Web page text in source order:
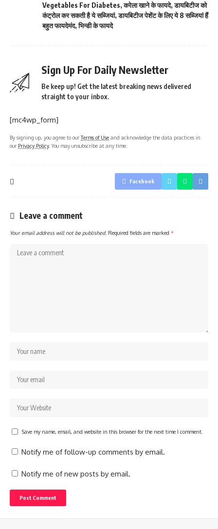
Vegetables For Diabetes,करेला खाने के फायदे,डायबिटीज को
कंट्रोल कर सकती है ये सब्जियां,डायबिटीज पेशेंट के लिए ये 8 सब्जियां हैं
बहुत फायदेमंद,भिन्डी के फायदे
Sign Up For Daily Newsletter
Be keep up! Get the latest breaking news delivered
straight to your inbox.
[mc4wp_form]
By signing up, you agree to ourTerms of Use and acknowledge the data practices in
our Privacy Policy. You may unsubscribe at any time.
Facebook
Leave a comment
Your email address will not be published. Required fields are marked *
Save my name, email, and website in this browser for the next time I comment.
Notify me of follow-up comments by email.
Notify me of new posts by email.